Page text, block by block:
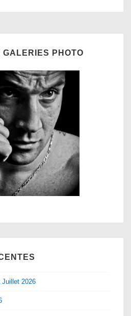
PHOTO
Juillet 2026